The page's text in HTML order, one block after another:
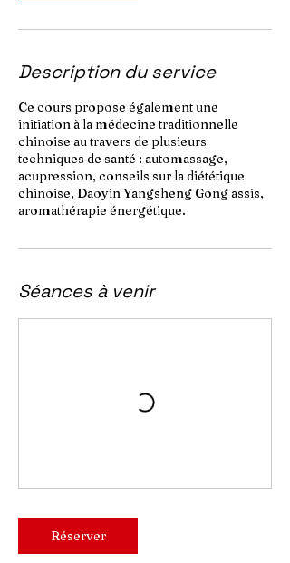
Description du service
Ce cours propose également une
initiation à la médecine traditionnelle
chinoise au travers de plusieurs
techniques de santé : automassage,
acupression, conseils sur la diététique
chinoise, Daoyin Yangsheng Gong assis,
aromathérapie énergétique.
Séances à venir
Réserver